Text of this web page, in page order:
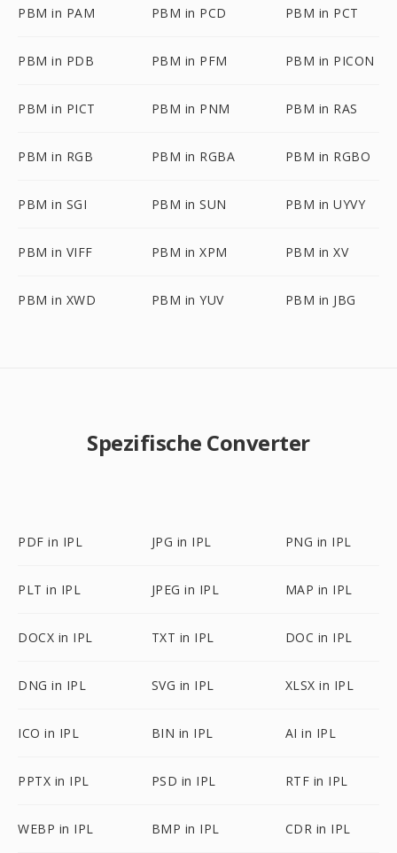
PBM in PAM PBM in PCD PBM in PCT
PBM in PDB PBM in PFM PBM in PICON
PBM in PICT PBM in PNM PBM in RAS
PBM in RGB PBM in RGBA PBM in RGBO
PBM in SGI PBM in SUN PBM in UYVY
PBM in VIFF PBM in XPM PBM in XV
PBM in XWD PBM in YUV PBM in JBG
Spezifische Converter
PDF in IPL JPG in IPL PNG in IPL
PLT in IPL JPEG in IPL MAP in IPL
DOCX in IPL TXT in IPL DOC in IPL
DNG in IPL SVG in IPL XLSX in IPL
ICO in IPL BIN in IPL AI in IPL
PPTX in IPL PSD in IPL RTF in IPL
WEBP in IPL BMP in IPL CDR in IPL